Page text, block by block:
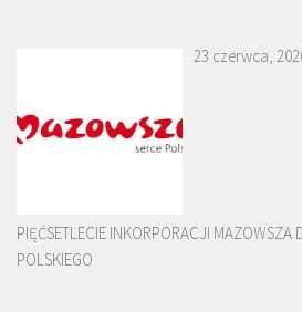
23 czerwca,
PIĘĆSETLECIE INKORPORACJI MAZOWSZA
POLSKIEGO